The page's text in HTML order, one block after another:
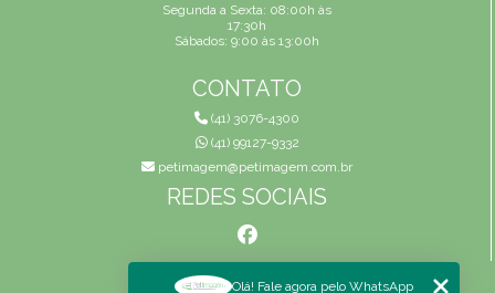
Segunda a Sexta: 08:00h às
17:30h
Sábados: 9:00 às 13:00h
CONTATO
(41) 3076-4300
(41) 99127-9332
petimagem@petimagem.com.br
REDES SOCIAIS
MENU
Olá! Fale agora pelo WhatsApp